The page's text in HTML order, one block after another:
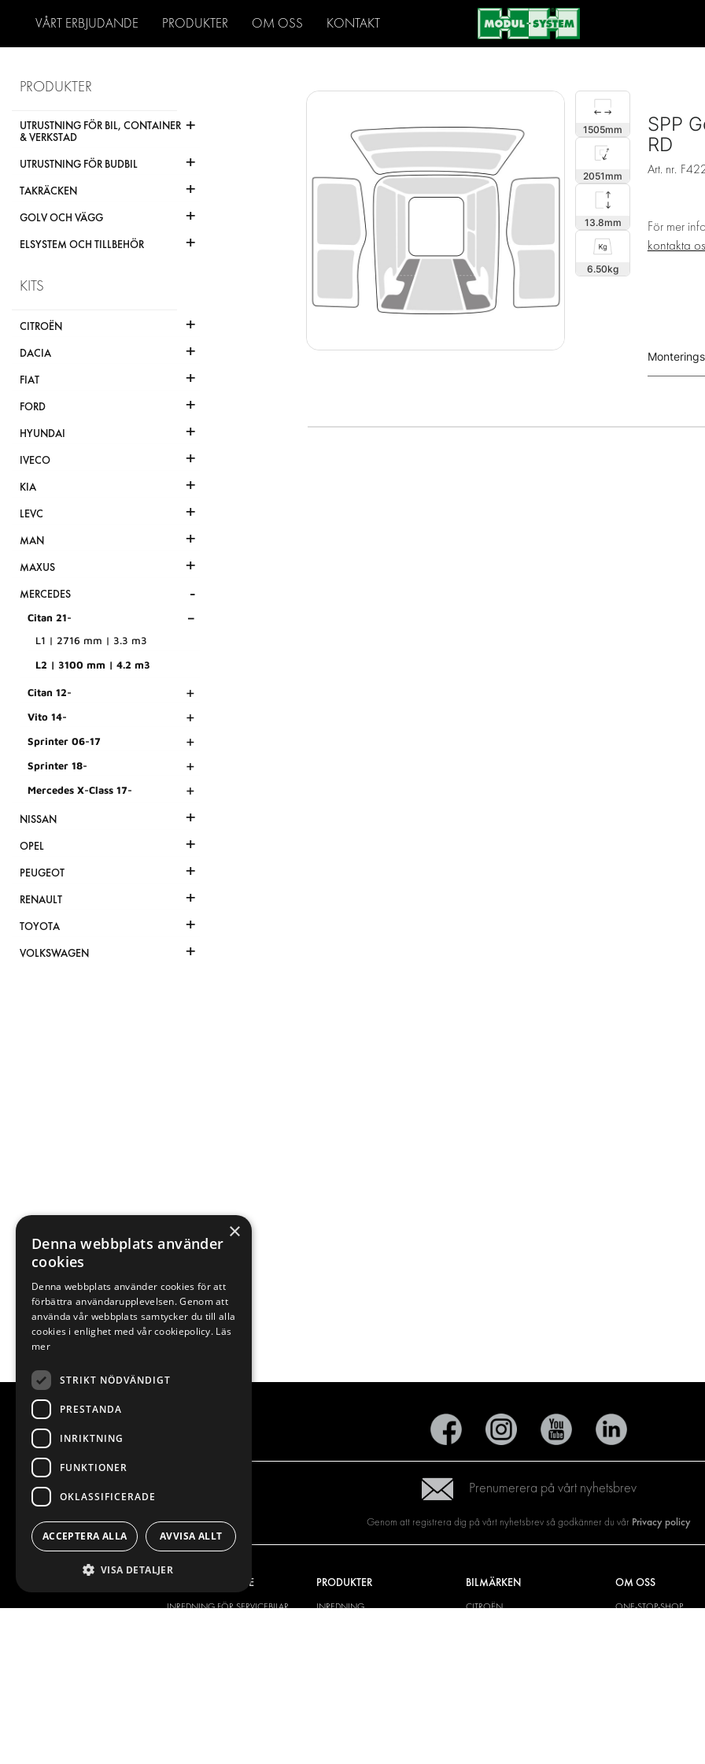
VÅRT ERBJUDANDE PRODUKTER OM OSS KONTAKT
PRODUKTER
UTRUSTNING FÖR BIL, CONTAINER
& VERKSTAD
+
UTRUSTNING FÖR BUDBIL +
TAKRÄCKEN +
GOLV OCH VÄGG +
ELSYSTEM OCH TILLBEHÖR +
KITS
CITROËN +
DACIA +
FIAT +
FORD +
HYUNDAI +
IVECO +
KIA +
LEVC +
MAN +
MAXUS +
MERCEDES -
Citan 21- -
L1 | 2716 mm | 3.3 m3
L2 | 3100 mm | 4.2 m3
Citan 12- +
Vito 14- +
Sprinter 06-17 +
Sprinter 18- +
Mercedes X-Class 17- +
NISSAN +
OPEL +
PEUGEOT +
RENAULT +
TOYOTA +
VOLKSWAGEN +
1505
2051
13.8
6.50
SPP
RD
Art. nr.
För mer
kontakta
Prenumerera på vårt nyhetsbrev
Genom att registrera dig på vårt nyhetsbrev så godkänner du vår Privacy policy
VÅRT ERBJUDANDE
INREDNING FÖR SERVICEBILAR
PRODUKTER
INREDNING
BILMÄRKEN
CITROËN
OM OSS
ONE-STOP-SHOP
×
Denna webbplats använder
cookies
Denna webbplats använder cookies för att
förbättra användarupplevelsen. Genom att
använda vår webbplats samtycker du till alla
cookies i enlighet med vår cookiepolicy. Läs
mer
STRIKT NÖDVÄNDIGT
PRESTANDA
INRIKTNING
FUNKTIONER
OKLASSIFICERADE
ACCEPTERA ALLA AVVISA ALLT
VISA DETALJER